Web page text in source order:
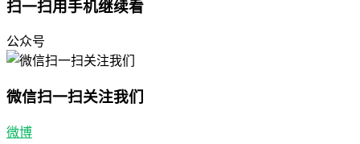
扫一扫用手机继续看
公众号
微信扫一扫关注我们
微博